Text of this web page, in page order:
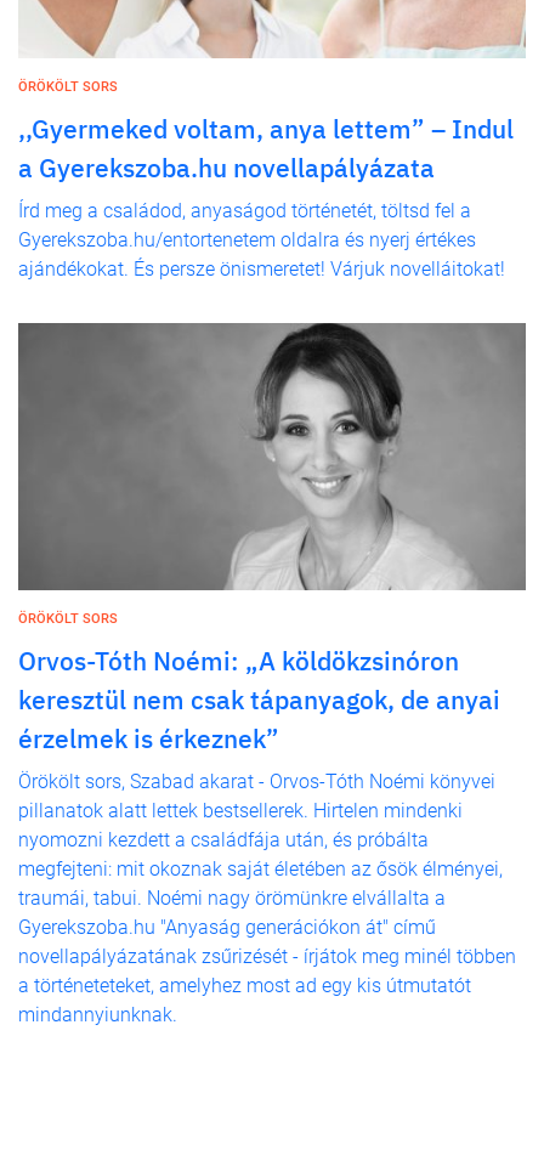
ÖRÖKÖLT SORS
,,Gyermeked voltam, anya lettem” – Indul
a Gyerekszoba.hu novellapályázata
Írd meg a családod, anyaságod történetét, töltsd fel a
Gyerekszoba.hu/entortenetem oldalra és nyerj értékes
ajándékokat. És persze önismeretet! Várjuk novelláitokat!
ÖRÖKÖLT SORS
Orvos-Tóth Noémi: „A köldökzsinóron
keresztül nem csak tápanyagok, de anyai
érzelmek is érkeznek”
Örökölt sors, Szabad akarat - Orvos-Tóth Noémi könyvei
pillanatok alatt lettek bestsellerek. Hirtelen mindenki
nyomozni kezdett a családfája után, és próbálta
megfejteni: mit okoznak saját életében az ősök élményei,
traumái, tabui. Noémi nagy örömünkre elvállalta a
Gyerekszoba.hu "Anyaság generációkon át" című
novellapályázatának zsűrizését - írjátok meg minél többen
a történeteteket, amelyhez most ad egy kis útmutatót
mindannyiunknak.